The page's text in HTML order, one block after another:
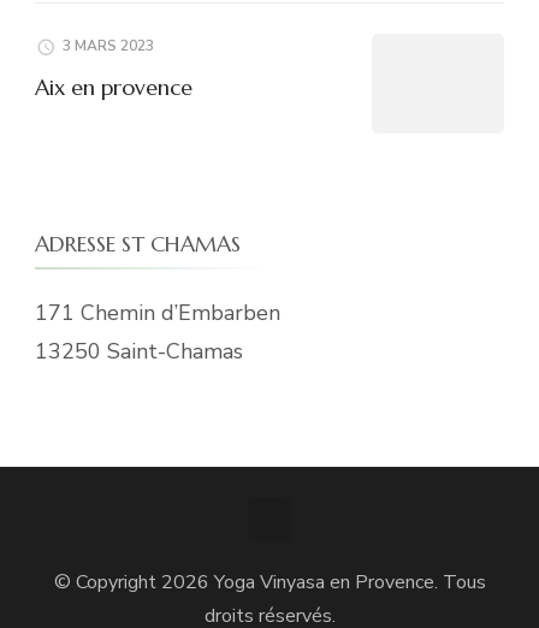
3 MARS 2023
Aix en provence
ADRESSE ST CHAMAS
171 Chemin d’Embarben
13250 Saint-Chamas
© Copyright 2026Yoga Vinyasa en Provence. Tous
droits réservés.